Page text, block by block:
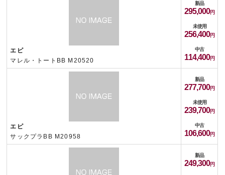
エピ
マレル・トートBB M20520
新品
295,000
未使用
256,400
中古
114,400
エピ
サックプラBB M20958
新品
277,700
未使用
239,700
中古
106,600
新品
249,300